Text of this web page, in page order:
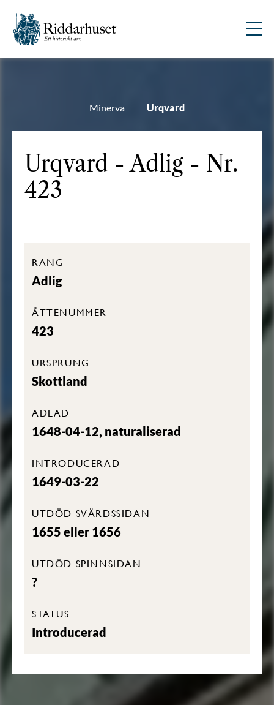
Minerva Urqvard
Urqvard - Adlig - Nr.
423
RANG
Adlig
ÄTTENUMMER
423
URSPRUNG
Skottland
ADLAD
1648-04-12, naturaliserad
INTRODUCERAD
1649-03-22
UTDÖD SVÄRDSSIDAN
1655 eller 1656
UTDÖD SPINNSIDAN
?
STATUS
Introducerad